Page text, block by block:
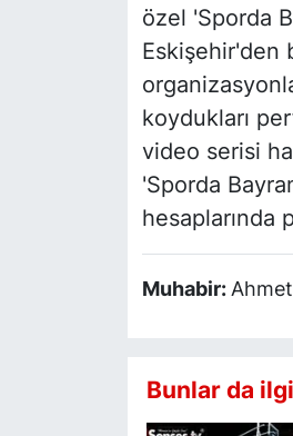
özel 'Sporda
Eskişehir'den
koydukları
video serisi
'Sporda
hesaplarında
Muhabir:
Bunlar da